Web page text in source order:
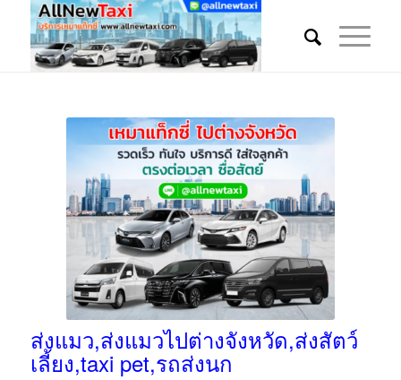
ส่งแมว,ส่งแมวไปต่างจังหวัด,ส่งสัตว์
เลี้ยง,taxi pet,รถส่งนก